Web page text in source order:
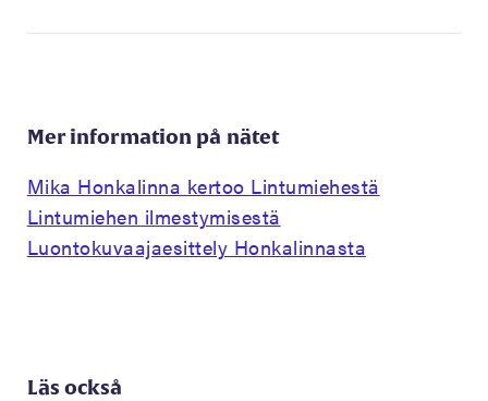
Mer information på nätet
Mika Honkalinna kertoo Lintumiehestä
Lintumiehen ilmestymisestä
Luontokuvaajaesittely Honkalinnasta
Läs också